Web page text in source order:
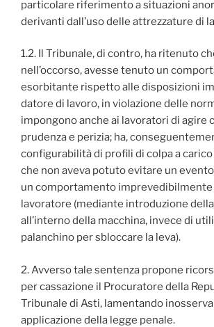
particolare riferimento a situazioni
derivanti dall’uso delle attrezzature di
1.2. Il Tribunale, di contro, ha ritenuto
nell’occorso, avesse tenuto un
esorbitante rispetto alle disposizioni
datore di lavoro, in violazione delle
impongono anche ai lavoratori di agire
prudenza e perizia; ha,
configurabilità di profili di colpa a
che non aveva potuto evitare un
un comportamento imprevedibilmente
lavoratore (mediante introduzione
all’interno della macchina, invece di
palanchino per sbloccare la leva).
2. Avverso tale sentenza propone
per cassazione il Procuratore della
Tribunale di Asti, lamentando
applicazione della legge penale.